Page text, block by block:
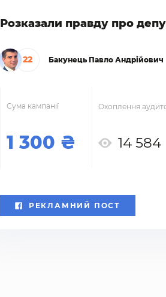
Розказали правду про
22 Бакунець Павло Андрійович
Сума кампанії
1 300
Охоплення
14 584
РЕКЛАМНИЙ ПОСТ